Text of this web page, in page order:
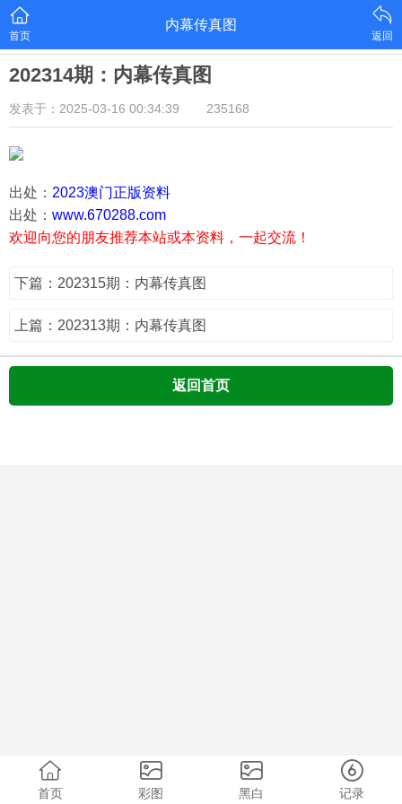
首页
内幕传真图
返回
202314期：内幕传真图
发表于：2025-03-16 00:34:39 235168
出处： 2023澳门正版资料
出处： www.670288.com
欢迎向您的朋友推荐本站或本资料，一起交流！
下篇：202315期：内幕传真图
上篇：202313期：内幕传真图
返回首页
首页 彩图 黑白 记录